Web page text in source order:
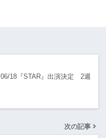
18『STAR』出演決定 2週
次の記事